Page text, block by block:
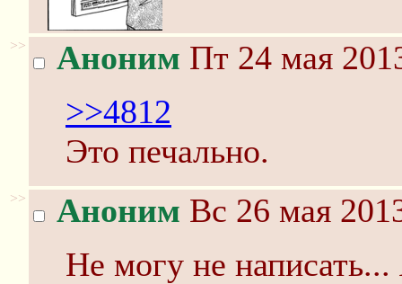
>> Аноним Пт 24 мая
>>4812
Это печально.
>> Аноним Вс 26 мая
Не могу не